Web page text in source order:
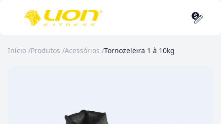
Início /Produtos /Acessórios /Tornozeleira 1 à 10kg